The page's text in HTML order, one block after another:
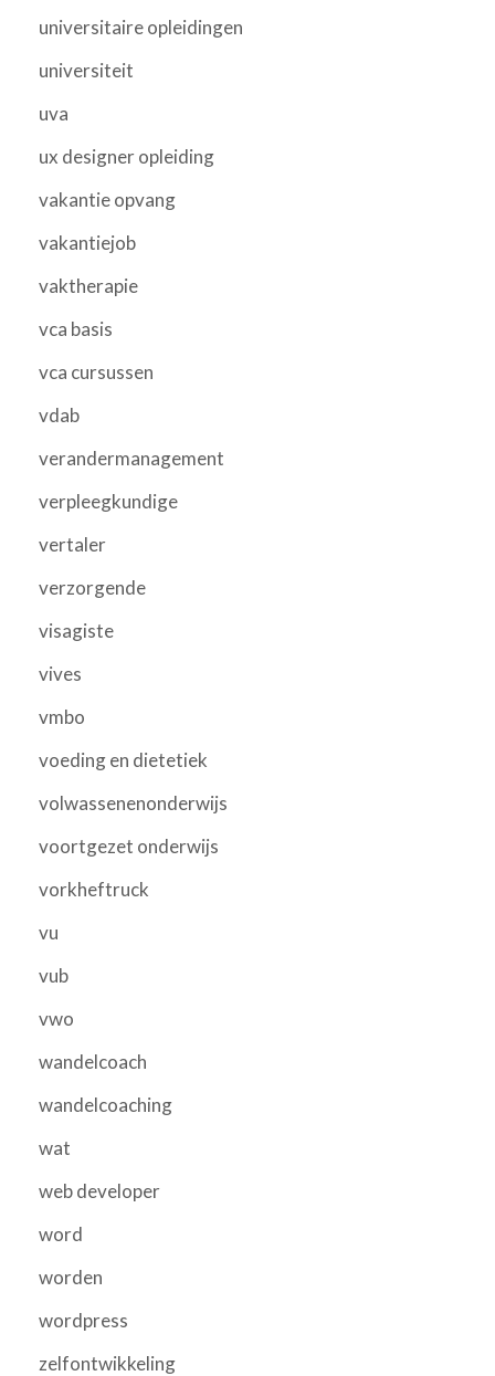
universitaire opleidingen
universiteit
uva
ux designer opleiding
vakantie opvang
vakantiejob
vaktherapie
vca basis
vca cursussen
vdab
verandermanagement
verpleegkundige
vertaler
verzorgende
visagiste
vives
vmbo
voeding en dietetiek
volwassenenonderwijs
voortgezet onderwijs
vorkheftruck
vu
vub
vwo
wandelcoach
wandelcoaching
wat
web developer
word
worden
wordpress
zelfontwikkeling